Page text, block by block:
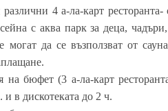
4 а-ла-карт ресторанта-
с аква парк за деца,
да се възползват от
бюфет (3 а-ла-карт
в дискотеката до 2 ч.